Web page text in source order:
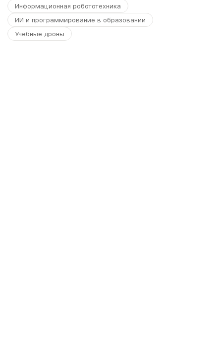
Информационная робототехника
ИИ и программирование в образовании
Учебные дроны